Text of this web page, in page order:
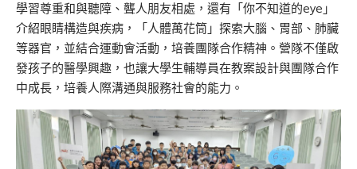
學習尊重和與聽障、聾人朋友相處，還有「你不知道的eye」
介紹眼睛構造與疾病，「人體萬花筒」探索大腦、胃部、肺臟
等器官，並結合運動會活動，培養團隊合作精神。營隊不僅啟
發孩子的醫學興趣，也讓大學生輔導員在教案設計與團隊合作
中成長，培養人際溝通與服務社會的能力。